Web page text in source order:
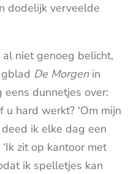
dodelijk verveelde
niet genoeg belicht,
De Morgenin
dunnetjes over:
hard werkt? ‘Om mijn
ik elke dag een
zit op kantoor met
ik spelletjes kan